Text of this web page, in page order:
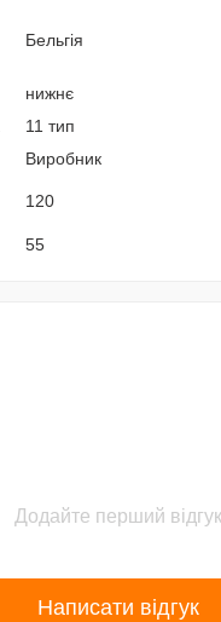
Бельгія
нижнє
11 тип
Виробник
120
55
Додайте перший відгук
Написати відгук